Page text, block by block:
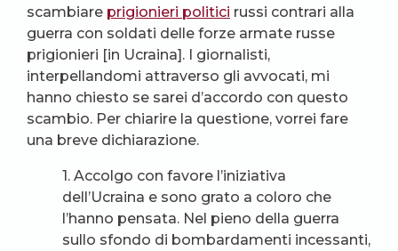
scambiare prigionieri politici russi contrari alla
guerra con soldati delle forze armate russe
prigionieri [in Ucraina]. I giornalisti,
interpellandomi attraverso gli avvocati, mi
hanno chiesto se sarei d’accordo con questo
scambio. Per chiarire la questione, vorrei fare
una breve dichiarazione.
1. Accolgo con favore l’iniziativa
dell’Ucraina e sono grato a coloro che
l’hanno pensata. Nel pieno della guerra
sullo sfondo di bombardamenti incessanti,